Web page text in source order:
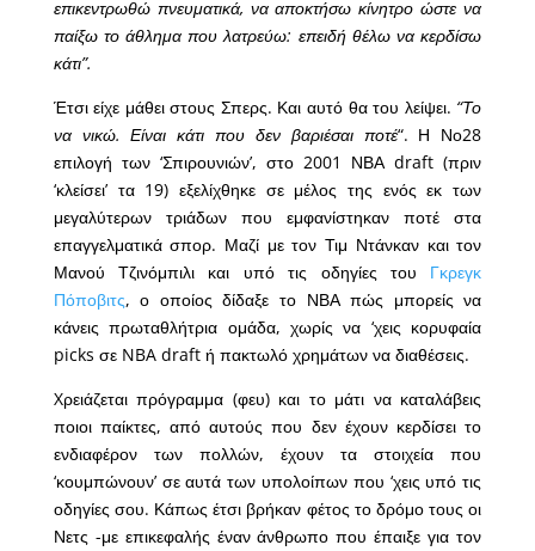
επικεντρωθώ πνευματικά, να αποκτήσω κίνητρο ώστε να
παίξω το άθλημα που λατρεύω: επειδή θέλω να κερδίσω
κάτι”.
Έτσι είχε μάθει στους Σπερς. Και αυτό θα του λείψει. “Το
να νικώ. Είναι κάτι που δεν βαριέσαι ποτέ“. Η Νο28
επιλογή των ‘Σπιρουνιών’, στο 2001 ΝΒΑ draft (πριν
‘κλείσει’ τα 19) εξελίχθηκε σε μέλος της ενός εκ των
μεγαλύτερων τριάδων που εμφανίστηκαν ποτέ στα
επαγγελματικά σπορ. Μαζί με τον Τιμ Ντάνκαν και τον
Μανού Τζινόμπιλι και υπό τις οδηγίες του
Γκρεγκ
Πόποβιτς, ο οποίος δίδαξε το ΝΒΑ πώς μπορείς να
κάνεις πρωταθλήτρια ομάδα, χωρίς να ‘χεις κορυφαία
picks σε NBA draft ή πακτωλό χρημάτων να διαθέσεις.
Xρειάζεται πρόγραμμα (φευ) και το μάτι να καταλάβεις
ποιοι παίκτες, από αυτούς που δεν έχουν κερδίσει το
ενδιαφέρον των πολλών, έχουν τα στοιχεία που
‘κουμπώνουν’ σε αυτά των υπολοίπων που ‘χεις υπό τις
οδηγίες σου. Κάπως έτσι βρήκαν φέτος το δρόμο τους οι
Νετς -με επικεφαλής έναν άνθρωπο που έπαιξε για τον